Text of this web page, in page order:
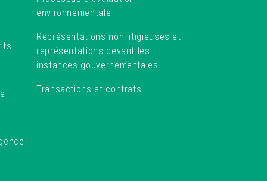
environnementale
Représentations non litigieuses et
représentations devant les
instances gouvernementales
Transactions et contrats